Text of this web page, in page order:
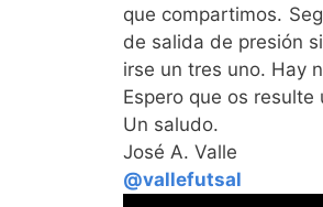
que compartimos.
de salida de presión
irse un tres uno. Hay
Espero que os
Un saludo.
José A. Valle
@vallefutsal